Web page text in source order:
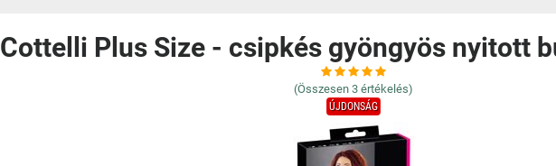
Cottelli Plus Size - csipkés gyöngyös nyitott
(Összesen 3 értékelés)
ÚJDONSÁG